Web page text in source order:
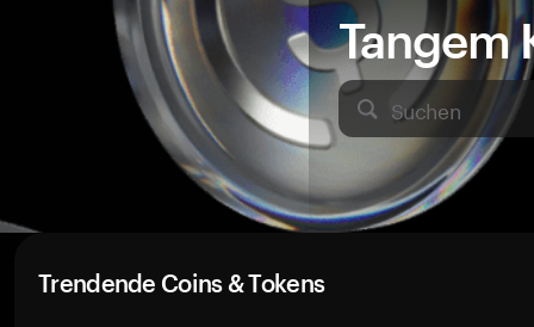
Tangem
Suchen
Trendende Coins & Tokens